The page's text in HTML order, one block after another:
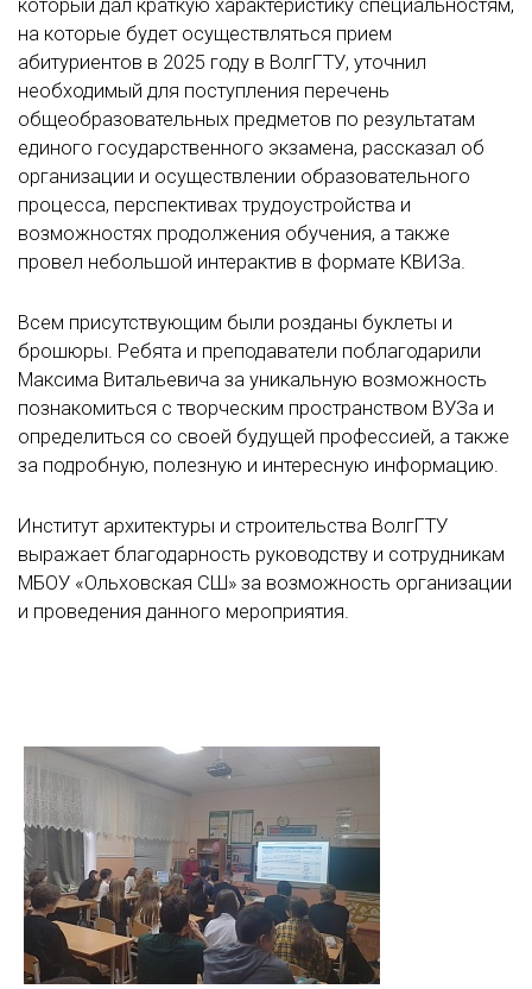
который дал краткую характеристику специальностям,
на которые будет осуществляться прием
абитуриентов в 2025 году в ВолгГТУ, уточнил
необходимый для поступления перечень
общеобразовательных предметов по результатам
единого государственного экзамена, рассказал об
организации и осуществлении образовательного
процесса, перспективах трудоустройства и
возможностях продолжения обучения, а также
провел небольшой интерактив в формате КВИЗа.
Всем присутствующим были розданы буклеты и
брошюры. Ребята и преподаватели поблагодарили
Максима Витальевича за уникальную возможность
познакомиться с творческим пространством ВУЗа и
определиться со своей будущей профессией, а также
за подробную, полезную и интересную информацию.
Институт архитектуры и строительства ВолгГТУ
выражает благодарность руководству и сотрудникам
МБОУ «Ольховская СШ» за возможность организации
и проведения данного мероприятия.